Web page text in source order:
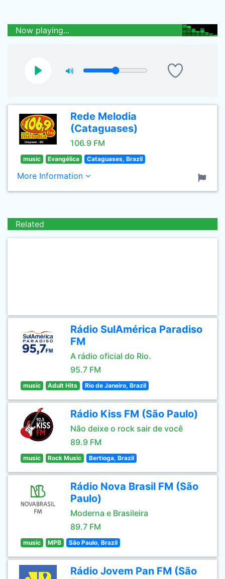
Now playing...
Rede Melodia
(Cataguases)
106.9 FM
music Evangélica Cataguases, Brazil
More Information
Related
Rádio SulAmérica Paradiso
FM
A rádio oficial do Rio.
95.7 FM
music Adult Hits Rio de Janeiro, Brazil
Rádio Kiss FM (São Paulo)
Não deixe o rock sair de você
89.9 FM
music Rock Music Bertioga, Brazil
Rádio Nova Brasil FM (São
Paulo)
Moderna e Brasileira
89.7 FM
music MPB São Paulo, Brazil
Rádio Jovem Pan FM (São